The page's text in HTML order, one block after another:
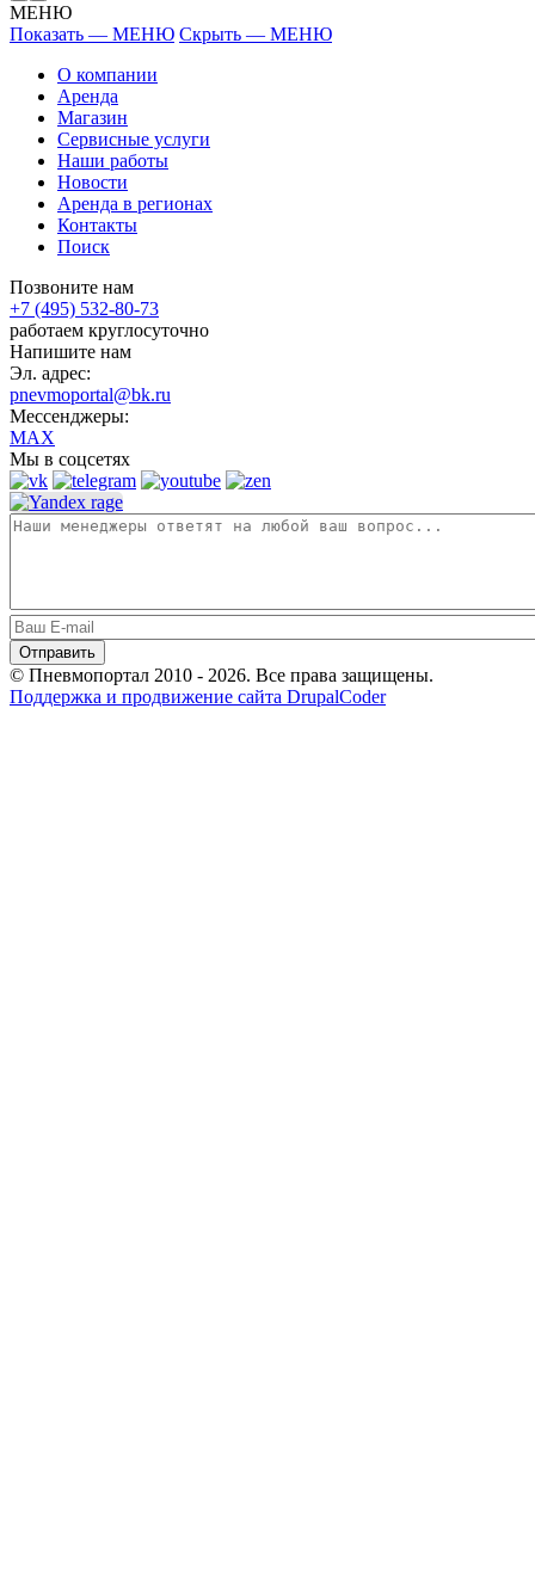
МЕНЮ
Показать — МЕНЮ Скрыть — МЕНЮ
О компании
Аренда
Магазин
Сервисные услуги
Наши работы
Новости
Аренда в регионах
Контакты
Поиск
Позвоните нам
+7 (495) 532-80-73
работаем круглосуточно
Напишите нам
Эл. адрес:
pnevmoportal@bk.ru
Мессенджеры:
MAX
Мы в соцсетях
© Пневмопортал 2010 - 2026. Все права защищены.
Поддержка и продвижение сайта DrupalCoder